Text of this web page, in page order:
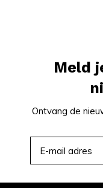
collectie. Bestel nu
Meld
Ontvang de